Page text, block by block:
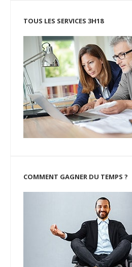
TOUS LES SERVICES 3H18
COMMENT GAGNER DU TEMPS ?